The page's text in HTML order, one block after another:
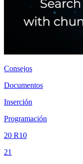
Consejos
Documentos
Inserción
Programación
20 R10
21